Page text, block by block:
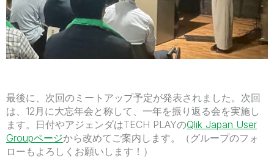
最後に、次回のミートアップ予定が発表されました。次回
は、12月に大忘年会と称して、一年を振り返る会を実施し
ます。日付やアジェンダはTECH PLAYのQlik Japan User
Groupページから改めてご案内します。（グループのフォ
ローもよろしくお願いします！）